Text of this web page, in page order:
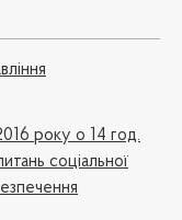
року о 14 год.
соціальної